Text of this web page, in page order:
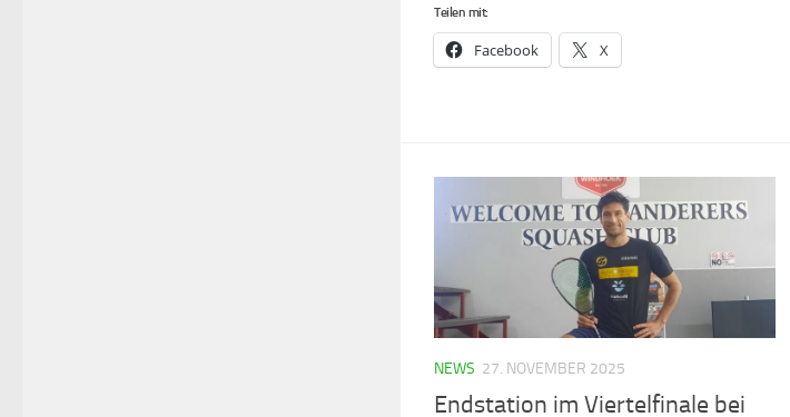
Teilen mit:
Facebook X
NEWS 27. NOVEMBER 2025
Endstation im Viertelfinale bei